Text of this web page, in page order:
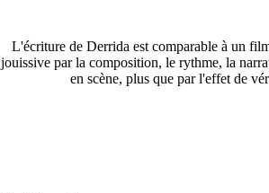
L'écriture de Derrida est comparable à un
jouissive par la composition, le rythme, la
en scène, plus que par l'effet de